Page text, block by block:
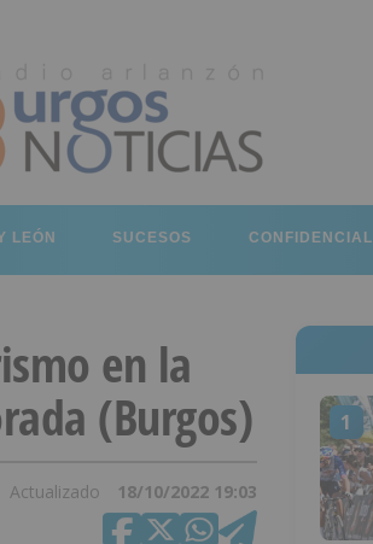
LEÓN SUCESOS CONFIDENCIAL
en la
(Burgos)
Actualizado 18/10/2022 19:03
1